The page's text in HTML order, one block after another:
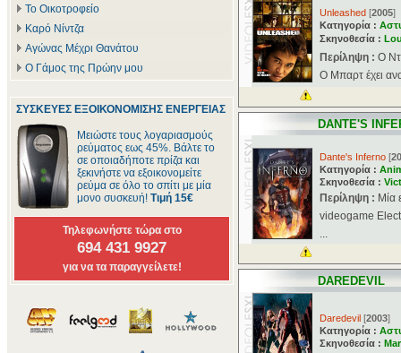
Το Οικοτροφείο
Καρό Νίντζα
Αγώνας Μέχρι Θανάτου
Ο Γάμος της Πρώην μου
ΣΥΣΚΕΥΕΣ ΕΞΟΙΚΟΝΟΜΙΣΗΣ ΕΝΕΡΓΕΙΑΣ
Μειώστε τους λογαριασμούς
ρεύματος εως 45%. Βάλτε το
σε οποιαδήποτε πρίζα και
ξεκινήστε να εξοικονομείτε
ρεύμα σε όλο το σπίτι με μία
μονο συσκευή! Τιμή 15€
Τηλεφωνήστε τώρα στο
694 431 9927
για να τα παραγγείλετε!
Unleashed [2005]
Κατηγορία :
Σκηνοθεσία :
Περίληψη : Ο
Ο Μπαρτ έχει
DANTE'S
Dante's Inferno [
Κατηγορία :
Σκηνοθεσία :
Περίληψη : Μία
videogame
...
DAREDEVIL
Daredevil [2003]
Κατηγορία :
Σκηνοθεσία :